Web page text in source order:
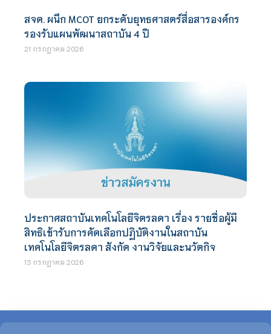
สจด. ผนึก MCOT ยกระดับยุทธศาสตร์สื่อสารองค์กร
รองรับแผนพัฒนาสถาบัน 4 ปี
21 กรกฎาคม 2026
ประกาศสถาบันเทคโนโลยีจิตรลดา เรื่อง รายชื่อผู้มี
สิทธิเข้ารับการคัดเลือกปฏิบัติงานในสถาบัน
เทคโนโลยีจิตรลดา สังกัด งานวิจัยและนวัตกิจ
13 กรกฎาคม 2026